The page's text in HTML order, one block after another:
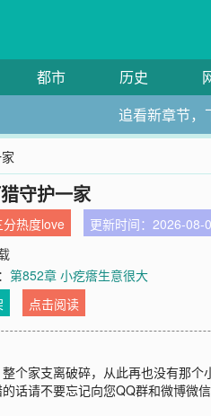
都市 历史
追看新章节，
守护一家
分热度love 更新时间：2026-08-
第852章 小疙瘩生意很大
点击阅读
个家支离破碎，从此再也没有那
话请不要忘记向您QQ群和微博微信